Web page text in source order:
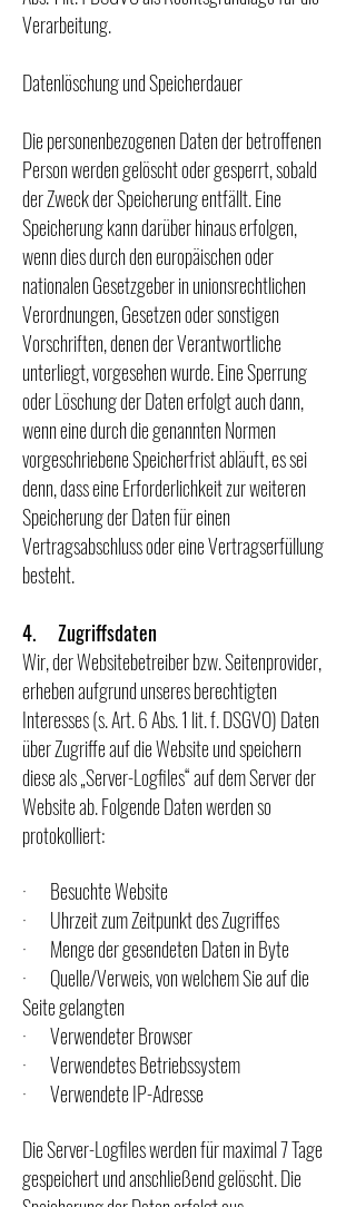
Verarbeitung.
Datenlöschung und Speicherdauer
Die personenbezogenen Daten der betroffenen
Person werden gelöscht oder gesperrt, sobald
der Zweck der Speicherung entfällt. Eine
Speicherung kann darüber hinaus erfolgen,
wenn dies durch den europäischen oder
nationalen Gesetzgeber in unionsrechtlichen
Verordnungen, Gesetzen oder sonstigen
Vorschriften, denen der Verantwortliche
unterliegt, vorgesehen wurde. Eine Sperrung
oder Löschung der Daten erfolgt auch dann,
wenn eine durch die genannten Normen
vorgeschriebene Speicherfrist abläuft, es sei
denn, dass eine Erforderlichkeit zur weiteren
Speicherung der Daten für einen
Vertragsabschluss oder eine Vertragserfüllung
besteht.
4. Zugriffsdaten
Wir, der Websitebetreiber bzw. Seitenprovider,
erheben aufgrund unseres berechtigten
Interesses (s. Art. 6 Abs. 1 lit. f. DSGVO) Daten
über Zugriffe auf die Website und speichern
diese als „Server-Logfiles“ auf dem Server der
Website ab. Folgende Daten werden so
protokolliert:
· Besuchte Website
· Uhrzeit zum Zeitpunkt des Zugriffes
· Menge der gesendeten Daten in Byte
· Quelle/Verweis, von welchem Sie auf die
Seite gelangten
· Verwendeter Browser
· Verwendetes Betriebssystem
· Verwendete IP-Adresse
Die Server-Logfiles werden für maximal 7 Tage
gespeichert und anschließend gelöscht. Die